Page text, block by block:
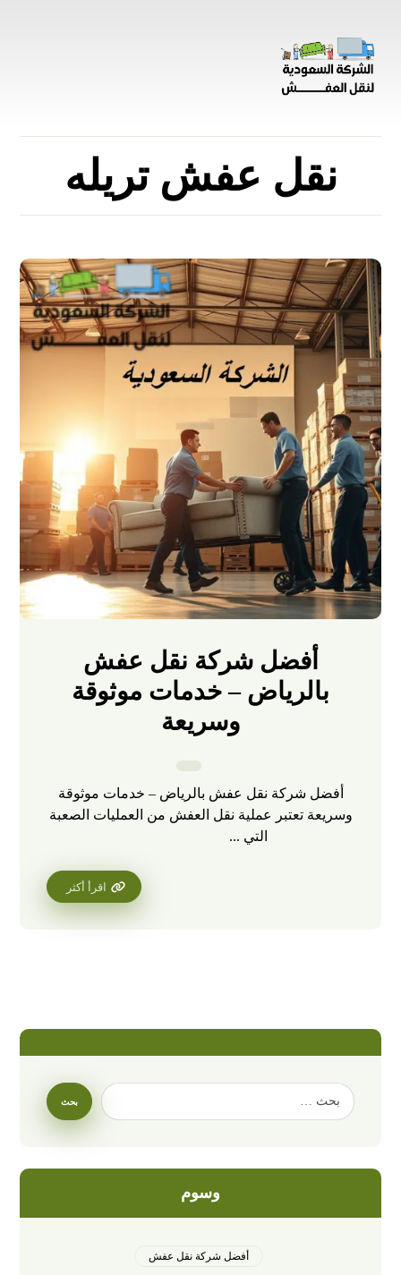
نقل عفش تريله
أفضل شركة نقل عفش
بالرياض – خدمات موثوقة
وسريعة
أفضل شركة نقل عفش بالرياض – خدمات موثوقة
وسريعة تعتبر عملية نقل العفش من العمليات الصعبة
التي ...
اقرأ أكثر
وسوم
أفضل شركة نقل عفش